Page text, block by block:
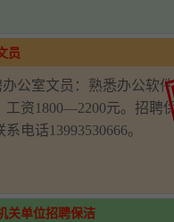
员
公室文员：熟悉办公软
工资1800—2200元。招聘
电话13993530666。
关单位招聘保洁